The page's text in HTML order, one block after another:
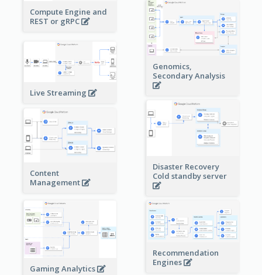
Compute Engine and
REST or gRPC
Genomics,
Secondary Analysis
Live Streaming
Disaster Recovery
Cold standby server
Content
Management
Gaming Analytics
Recommendation
Engines